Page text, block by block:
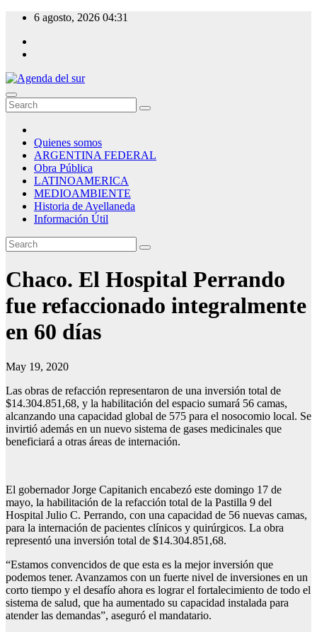
Skip
content
6 agosto, 2026 04:31
Agenda del sur
Quienes somos
ARGENTINA FEDERAL
Obra Pública
LATINOAMERICA
MEDIOAMBIENTE
Historia de Avellaneda
Información Útil
Chaco. El Hospital Perrando
fue refaccionado integralmente
en 60 días
May 19, 2020
Las obras de refacción representaron de una inversión total de
$14.304.851,68, y la habilitación del espacio sumará 56 camas,
alcanzando una capacidad global de 575 para el nosocomio local. Se
invirtió además en un nuevo sistema de gases medicinales que
beneficiará a otras áreas de internación.
El gobernador Jorge Capitanich encabezó este domingo 17 de
mayo, la habilitación de la refacción total de la Pastilla 9 del
Hospital Julio C. Perrando, con una capacidad de 56 nuevas camas,
para la internación de pacientes clínicos y quirúrgicos. La obra
representó una inversión total de $14.304.851,68.
“Estamos convencidos de que esta es la mejor inversión que
podemos tener. Avanzamos con un fuerte nivel de inversiones en un
corto tiempo y el desafío ahora es lograr el fortalecimiento de todo el
sistema de salud, que ha aumentado su capacidad instalada para
atender las demandas”, aseguró el mandatario.